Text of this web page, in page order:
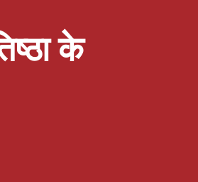
के